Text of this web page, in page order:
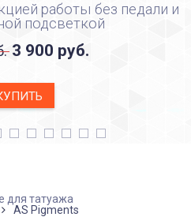
работы без педали и
подсветкой
3 900 руб.
для татуажа
AS Pigments